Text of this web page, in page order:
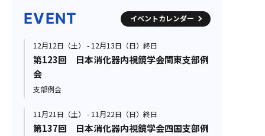
EVENT イベントカレンダー
12月12日（土） - 12月13日（日）終日
第123回 日本消化器内視鏡学会関東支部例
会
支部例会
11月21日（土） - 11月22日（日）終日
第137回 日本消化器内視鏡学会四国支部例